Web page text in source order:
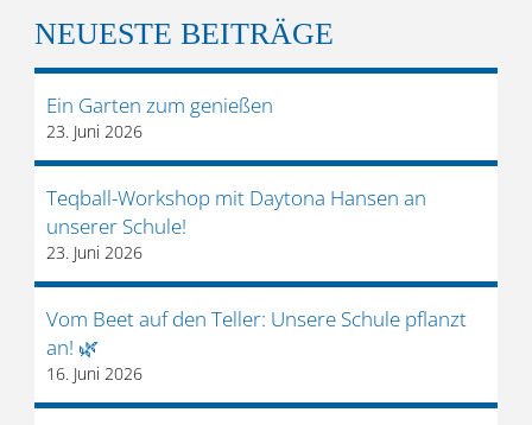
NEUESTE BEITRÄGE
Ein Garten zum genießen
23. Juni 2026
Teqball-Workshop mit Daytona Hansen an
unserer Schule!
23. Juni 2026
Vom Beet auf den Teller: Unsere Schule pflanzt
an! 🌿
16. Juni 2026